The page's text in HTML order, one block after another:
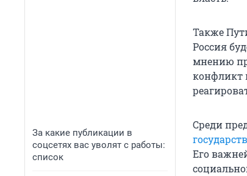
За какие публикации в
соцсетях вас уволят с работы:
список
Также
Россия
мнению
конфликт
Среди
Его